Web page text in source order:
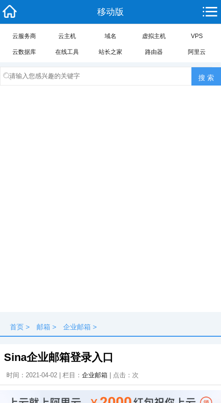
移动版
云服务商 云主机 域名 虚拟主机 VPS
云数据库 在线工具 站长之家 路由器 阿里云
首页 > 邮箱 > 企业邮箱 >
Sina企业邮箱登录入口
时间：2021-04-02 | 栏目： 企业邮箱 | 点击： 次